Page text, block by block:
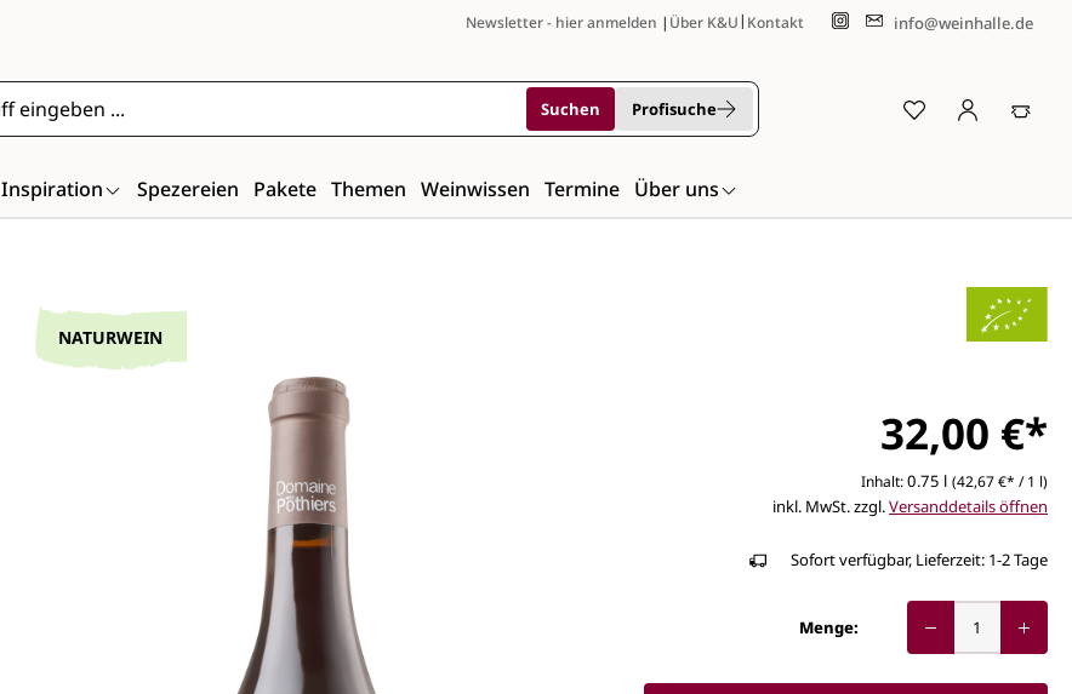
Newsletter - hier anmelden | Über K&U| Kontakt info@weinhalle.de
Suchen Profisuche
Inspiration Spezereien Pakete Themen Weinwissen Termine Über uns
Bildergalerie überspringen
NATURWEIN
32,00 €*
Inhalt:0.75 l (42,67 €* / 1 l)
inkl. MwSt. zzgl.Versanddetails öffnen
Sofort verfügbar, Lieferzeit: 1-2 Tage
Menge: